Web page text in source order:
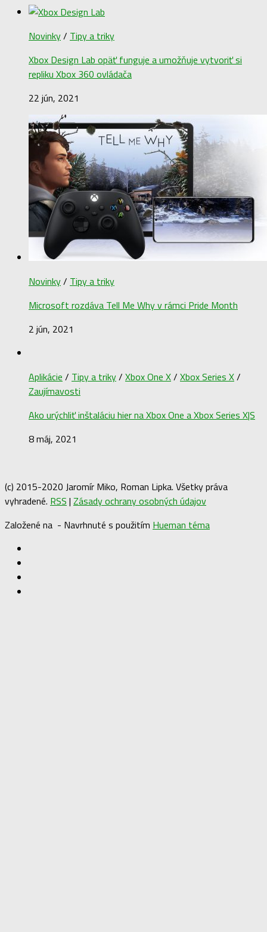
Novinky/ Tipy a triky
Xbox Design Lab opäť funguje a umožňuje vytvoriť si
repliku Xbox 360 ovládača
22 jún, 2021
Novinky/ Tipy a triky
Microsoft rozdáva Tell Me Why v rámci Pride Month
2 jún, 2021
Aplikácie / Tipy a triky/ Xbox One X/ Xbox Series X/
Zaujímavosti
Ako urýchliť inštaláciu hier na Xbox One a Xbox Series X|S
8 máj, 2021
(c) 2015-2020 Jaromír Miko, Roman Lipka. Všetky práva
vyhradené. RSS | Zásady ochrany osobných údajov
Založené na - Navrhnuté s použitím Hueman téma